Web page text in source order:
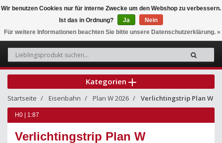
0
Kategorien
Startseite Eisenbahn Plan W 2026 Verlichtingstrip Plan W
H0 | 1:87
Verlichtingstrip Plan W
Wir benutzen Cookies nur für interne Zwecke um den Webshop zu verbessern.
Ist das in Ordnung?
Ja
Nein
Für weitere Informationen beachten Sie bitte unsere Datenschutzerklärung. »